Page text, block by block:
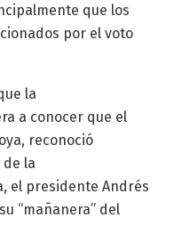
que los
por el voto
la
a conocer que el
reconoció
de la
el presidente Andrés
“mañanera” del